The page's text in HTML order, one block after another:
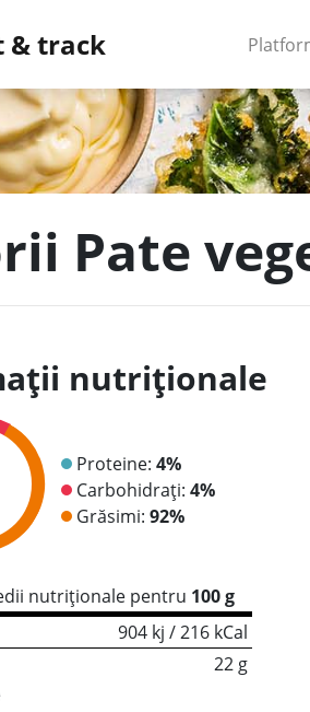
& track
Pate
nutriționale
Proteine: 4%
Carbohidrați: 4%
Grăsimi: 92%
nutriționale pentru 100 g
904 kj / 216 kCal
22 g